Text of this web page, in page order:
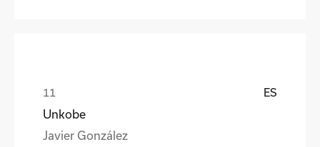
ES
Unkobe
Javier González